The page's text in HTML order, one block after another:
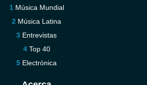
Música Mundial
Música Latina
Entrevistas
Top 40
Electrónica